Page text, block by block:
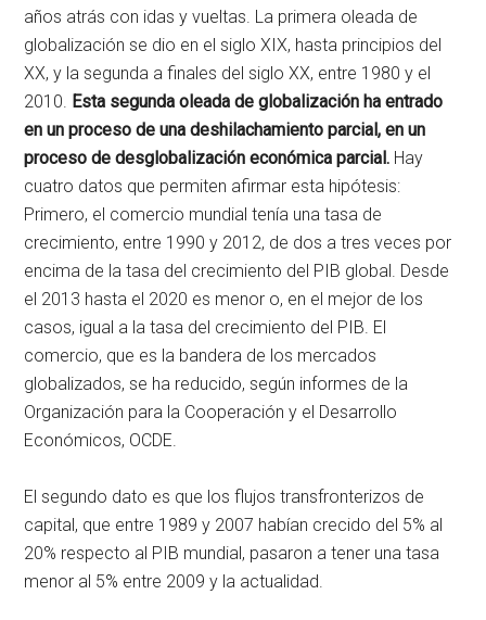
años atrás con idas y vueltas. La primera oleada de
globalización se dio en el siglo XIX, hasta principios del
XX, y la segunda a finales del siglo XX, entre 1980 y el
2010. Esta segunda oleada de globalización ha entrado
en un proceso de una deshilachamiento parcial, en un
proceso de desglobalización económica parcial. Hay
cuatro datos que permiten afirmar esta hipótesis:
Primero, el comercio mundial tenía una tasa de
crecimiento, entre 1990 y 2012, de dos a tres veces por
encima de la tasa del crecimiento del PIB global. Desde
el 2013 hasta el 2020 es menor o, en el mejor de los
casos, igual a la tasa del crecimiento del PIB. El
comercio, que es la bandera de los mercados
globalizados, se ha reducido, según informes de la
Organización para la Cooperación y el Desarrollo
Económicos, OCDE.
El segundo dato es que los flujos transfronterizos de
capital, que entre 1989 y 2007 habían crecido del 5% al
20% respecto al PIB mundial, pasaron a tener una tasa
menor al 5% entre 2009 y la actualidad.